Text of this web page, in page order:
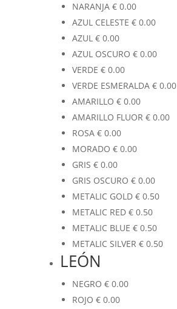
NARANJA €0.00
AZUL CELESTE €0.00
AZUL €0.00
AZUL OSCURO €0.00
VERDE €0.00
VERDE ESMERALDA €0.00
AMARILLO €0.00
AMARILLO FLUOR €0.00
ROSA €0.00
MORADO €0.00
GRIS €0.00
GRIS OSCURO €0.00
METALIC GOLD €0.50
METALIC RED €0.50
METALIC BLUE €0.50
METALIC SILVER €0.50
LEÓN
NEGRO €0.00
ROJO €0.00